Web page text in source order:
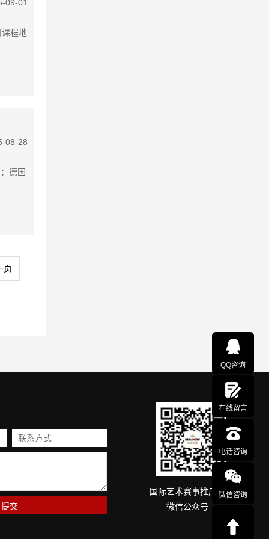
09-01
程地
08-28
德国
页
国际艺术赛事推广网
微信公众号
QQ咨询
在线留言
电话咨询
微信咨询